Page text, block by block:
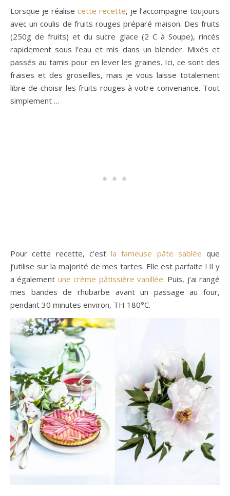
Lorsque je réalise cette recette, je l’accompagne toujours
avec un coulis de fruits rouges préparé maison. Des fruits
(250g de fruits) et du sucre glace (2 C à Soupe), rincés
rapidement sous l’eau et mis dans un blender. Mixés et
passés au tamis pour en lever les graines. Ici, ce sont des
fraises et des groseilles, mais je vous laisse totalement
libre de choisir les fruits rouges à votre convenance. Tout
simplement …
Pour cette recette, c’est la fameuse pâte sablée que
j’utilise sur la majorité de mes tartes. Elle est parfaite ! Il y
a également une crème pâtissière vanillée. Puis, j’ai rangé
mes bandes de rhubarbe avant un passage au four,
pendant 30 minutes environ, TH 180°C.